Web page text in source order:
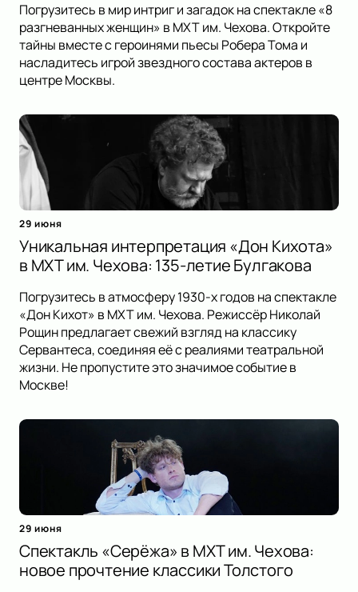
Погрузитесь в мир интриг и загадок на спектакле «8
разгневанных женщин» в МХТ им. Чехова. Откройте
тайны вместе с героинями пьесы Робера Тома и
насладитесь игрой звездного состава актеров в
центре Москвы.
29 июня
Уникальная интерпретация «Дон Кихота»
в МХТ им. Чехова: 135-летие Булгакова
Погрузитесь в атмосферу 1930-х годов на спектакле
«Дон Кихот» в МХТ им. Чехова. Режиссёр Николай
Рощин предлагает свежий взгляд на классику
Сервантеса, соединяя её с реалиями театральной
жизни. Не пропустите это значимое событие в
Москве!
29 июня
Спектакль «Серёжа» в МХТ им. Чехова:
новое прочтение классики Толстого